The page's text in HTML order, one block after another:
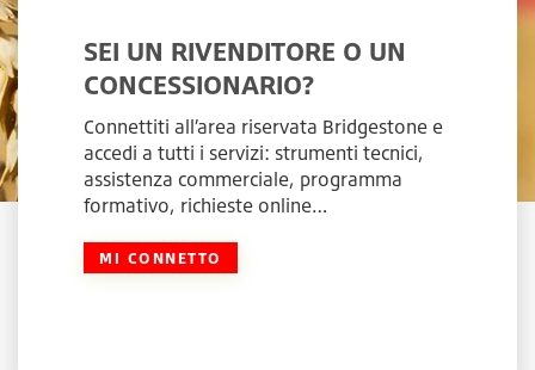
SEI UN RIVENDITORE O UN
CONCESSIONARIO?
Connettiti all’area riservata Bridgestone e
accedi a tutti i servizi: strumenti tecnici,
assistenza commerciale, programma
formativo, richieste online…
MI CONNETTO